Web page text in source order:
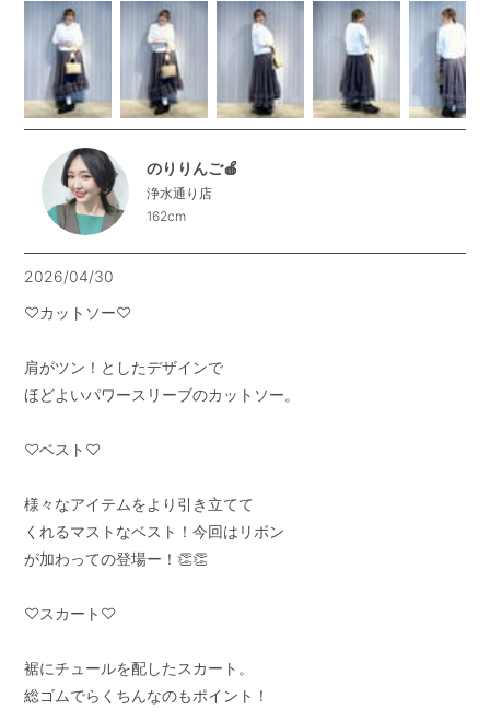
のりりんご🍎
浄水通り店
162cm
2026/04/30
♡カットソー♡
肩がツン！としたデザインで
ほどよいパワースリーブのカットソー。
♡ベスト♡
様々なアイテムをより引き立てて
くれるマストなベスト！今回はリボン
が加わっての登場ー！👏👏
♡スカート♡
裾にチュールを配したスカート。
総ゴムでらくちんなのもポイント！